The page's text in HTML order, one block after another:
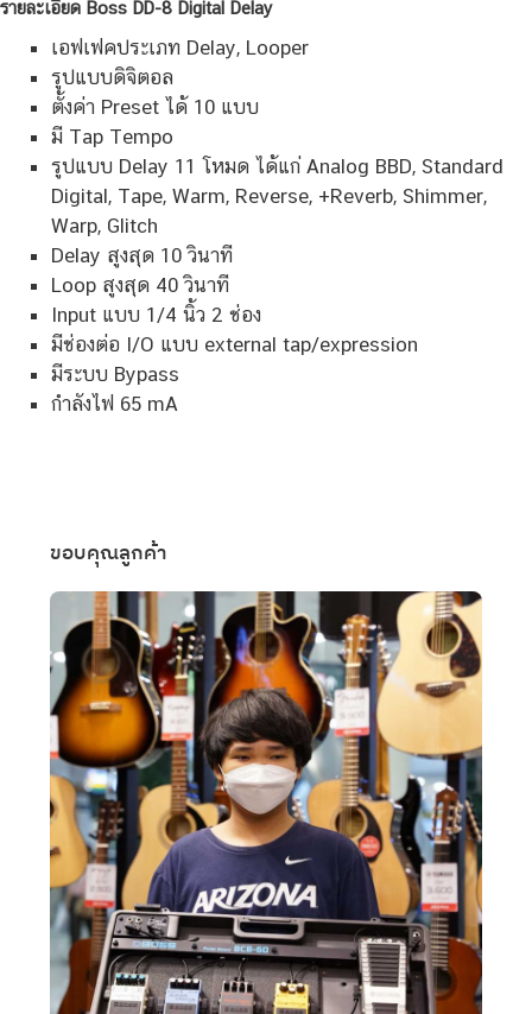
รายละเอียด Boss DD-8 Digital Delay
เอฟเฟคประเภท Delay, Looper
รูปแบบดิจิตอล
ตั้งค่า Preset ได้ 10 แบบ
มี Tap Tempo
รูปแบบ Delay 11 โหมด ได้แก่ Analog BBD, Standard
Digital, Tape, Warm, Reverse, +Reverb, Shimmer,
Warp, Glitch
Delay สูงสุด 10 วินาที
Loop สูงสุด 40 วินาที
Input แบบ 1/4 นิ้ว 2 ช่อง
มีช่องต่อ I/O แบบ external tap/expression
มีระบบ Bypass
กำลังไฟ 65 mA
ขอบคุณลูกค้า